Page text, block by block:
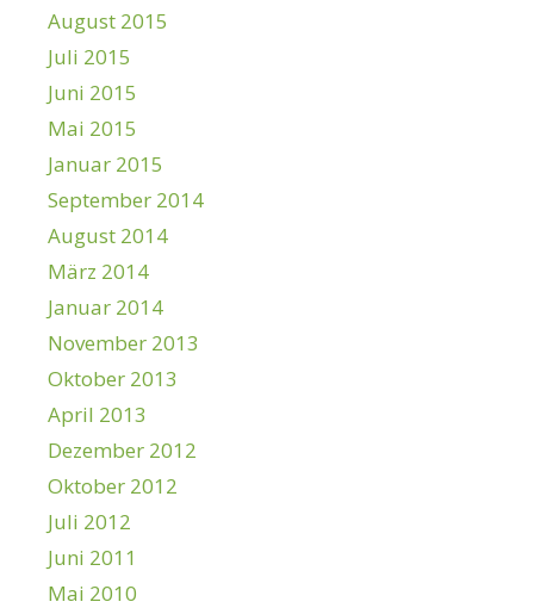
August 2015
Juli 2015
Juni 2015
Mai 2015
Januar 2015
September 2014
August 2014
März 2014
Januar 2014
November 2013
Oktober 2013
April 2013
Dezember 2012
Oktober 2012
Juli 2012
Juni 2011
Mai 2010